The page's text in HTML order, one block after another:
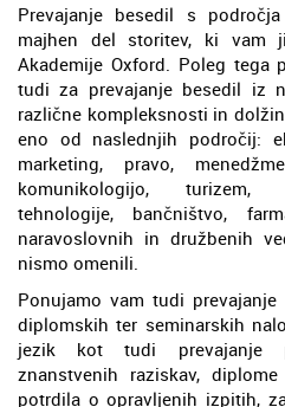
Prevajanje besedil s
majhen del storitev, ki vam
Akademije Oxford. Poleg tega
tudi za prevajanje besedil iz
različne kompleksnosti in
eno od naslednjih področij:
marketing, pravo,
komunikologijo, turizem,
tehnologije, bančništvo,
naravoslovnih in družbenih
nismo omenili.
Ponujamo vam tudi
diplomskih ter seminarskih
jezik kot tudi prevajanje
znanstvenih raziskav,
potrdila o opravljenih izpitih,